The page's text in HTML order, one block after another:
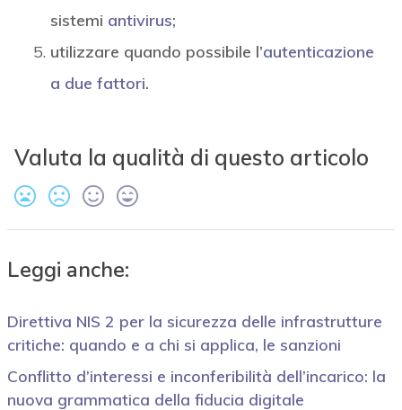
sistemi antivirus;
utilizzare quando possibile l’autenticazione
a due fattori.
Valuta la qualità di questo articolo
Leggi anche:
Direttiva NIS 2 per la sicurezza delle infrastrutture
critiche: quando e a chi si applica, le sanzioni
Conflitto d’interessi e inconferibilità dell’incarico: la
nuova grammatica della fiducia digitale